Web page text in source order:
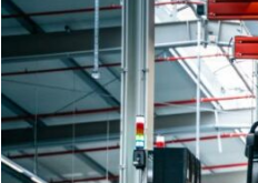
al
camion
electric
Mercedes-
Benz